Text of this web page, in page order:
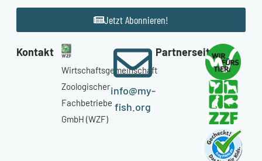
Jetzt Abonnieren!
Kontakt
Wirtschaftsgemeinschaft
Zoologischer
Fachbetriebe
GmbH (WZF)
info@my-
fish.org
Partnerseiten